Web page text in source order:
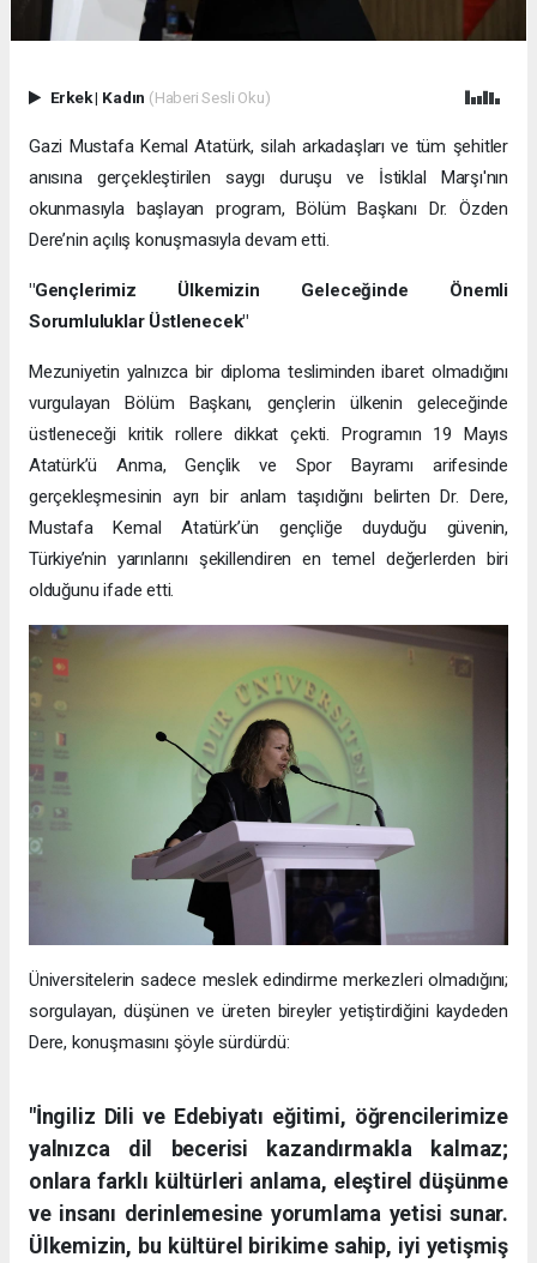
Erkek| Kadın (Haberi Sesli Oku)
Gazi Mustafa Kemal Atatürk, silah arkadaşları ve tüm şehitler
anısına gerçekleştirilen saygı duruşu ve İstiklal Marşı'nın
okunmasıyla başlayan program, Bölüm Başkanı Dr. Özden
Dere’nin açılış konuşmasıyla devam etti.
"Gençlerimiz Ülkemizin Geleceğinde Önemli
Sorumluluklar Üstlenecek"
Mezuniyetin yalnızca bir diploma tesliminden ibaret olmadığını
vurgulayan Bölüm Başkanı, gençlerin ülkenin geleceğinde
üstleneceği kritik rollere dikkat çekti. Programın 19 Mayıs
Atatürk’ü Anma, Gençlik ve Spor Bayramı arifesinde
gerçekleşmesinin ayrı bir anlam taşıdığını belirten Dr. Dere,
Mustafa Kemal Atatürk’ün gençliğe duyduğu güvenin,
Türkiye’nin yarınlarını şekillendiren en temel değerlerden biri
olduğunu ifade etti.
Üniversitelerin sadece meslek edindirme merkezleri olmadığını;
sorgulayan, düşünen ve üreten bireyler yetiştirdiğini kaydeden
Dere, konuşmasını şöyle sürdürdü:
"İngiliz Dili ve Edebiyatı eğitimi, öğrencilerimize
yalnızca dil becerisi kazandırmakla kalmaz;
onlara farklı kültürleri anlama, eleştirel düşünme
ve insanı derinlemesine yorumlama yetisi sunar.
Ülkemizin, bu kültürel birikime sahip, iyi yetişmiş